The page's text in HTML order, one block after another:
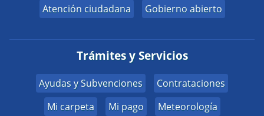
Atención ciudadana
Gobierno abierto
Trámites y Servicios
Ayudas y Subvenciones
Contrataciones
Mi carpeta
Mi pago
Meteorología